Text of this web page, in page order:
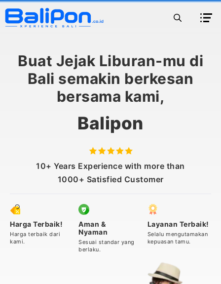
Langsung
ke
Buat Jejak Liburan-mu di
Bali semakin berkesan
bersama kami,
Balipon
10+ Years Experience with more than
1000+ Satisfied Customer
Harga Terbaik!
Harga terbaik dari
kami.
Aman &
Nyaman
Sesuai standar yang
berlaku.
Layanan Terbaik!
Selalu mengutamakan
kepuasan tamu.